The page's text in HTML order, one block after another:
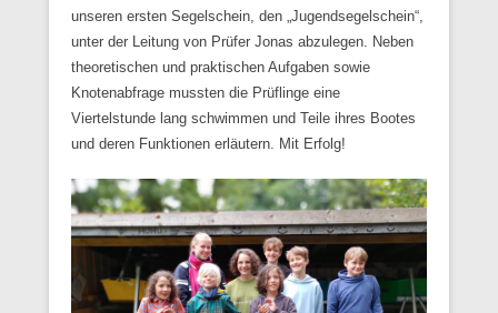
unseren ersten Segelschein, den „Jugendsegelschein“,
unter der Leitung von Prüfer Jonas abzulegen. Neben
theoretischen und praktischen Aufgaben sowie
Knotenabfrage mussten die Prüflinge eine
Viertelstunde lang schwimmen und Teile ihres Bootes
und deren Funktionen erläutern. Mit Erfolg!